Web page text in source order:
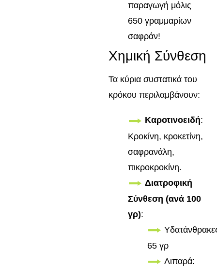
παραγωγή μόλις
650 γραμμαρίων
σαφράν!
Χημική Σύνθεση
Τα κύρια συστατικά του
κρόκου περιλαμβάνουν:
Καροτινοειδή:
Κροκίνη, κροκετίνη,
σαφρανάλη,
πικροκροκίνη.
Διατροφική
Σύνθεση (ανά 100
γρ):
65 γρ
Λιπαρά: